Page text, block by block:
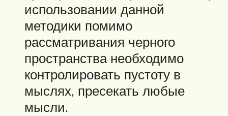
использовании данной
методики помимо
рассматривания черного
пространства необходимо
контролировать пустоту в
мыслях, пресекать любые
мысли.